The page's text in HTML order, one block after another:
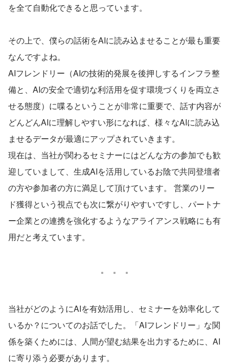
を全て自動化できると思っています。
その上で、僕らの話術をAIに読み込ませることが最も重要
なんですよね。
AIフレンドリー（AIの技術的発展を後押しするインフラ整
備と、AIの安全で適切な利活用を促す環境づくりを両立さ
せる態度）に喋るということが非常に重要で、話す内容が
どんどんAIに理解しやすい形になれば、様々なAIに読み込
ませるデータが最適にアップされていきます。
現在は、当社が関わるセミナーにはどんな方の参加でも歓
迎していまして、生成AIを活用しているお陰で共同登壇者
の方や参加者の方に満足して頂けています。 営業のリー
ド獲得という視点でも次に繋がりやすいですし、パートナ
ー企業との連携を強化するようなアライアンス戦略にも有
用だと考えています。
当社がどのようにAIを有効活用し、セミナーを効率化して
いるか？についてのお話でした。「AIフレンドリー」な関
係を築くためには、人間が望む結果を出力するために、AI
に寄り添う必要があります。